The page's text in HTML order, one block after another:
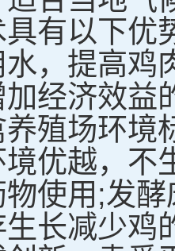
有以下优
水，提高
经济效益
殖场环境
优越，不
使用;发
长减少鸡